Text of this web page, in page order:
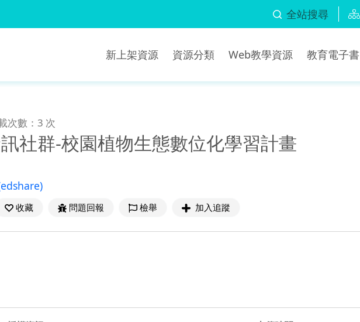
全站搜尋
新上架資源 資源分類 Web教學資源 教育電子書
次數：3 次
社群-校園植物生態數位化學習計畫
收藏 問題回報 檢舉 加入追蹤